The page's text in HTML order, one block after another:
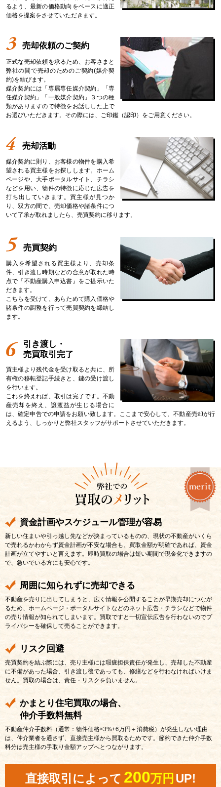
るよう、最新の価格動向をベースに適正
価格を提案をさせていただきます。
売却依頼のご契約
正式な売却依頼を承るため、お客さまと
弊社の間で売却のためのご契約(媒介契
約)を結びます。
媒介契約には「専属専任媒介契約」「専
任媒介契約」「一般媒介契約」３つの種
類がありますので特徴をお話しした上で
お選びいただきます。その際には、ご印鑑（認印）をご用意ください。
売却活動
媒介契約に則り、お客様の物件を購入希
望される買主様をお探しします。ホーム
ページや、大手ポータルサイト、チラシ
などを用い、物件の特徴に応じた広告を
打ち出していきます。買主様が見つか
り、双方の間で、売却価格や諸条件につ
いて了承が取れましたら、売買契約に移ります。
売買契約
購入を希望される買主様より、売却条
件、引き渡し時期などの合意が取れた時
点で『不動産購入申込書』をご提示いた
だきます。
こちらを受けて、あらためて購入価格や
諸条件の調整を行って売買契約を締結し
ます。
引き渡し・
売買取引完了
買主様より残代金を受け取ると共に、所
有権の移転登記手続きと、鍵の受け渡し
を行います。
これを終えれば、取引は完了です。不動
産売却を終え、譲渡益が生じる場合に
は、確定申告での申請をお願い致します。ここまで安心して、不動産売却が行
えるよう、しっかりと弊社スタッフがサポートさせていただきます。
資金計画やスケジュール管理が容易
新しい住まいや引っ越し先などが決まっているものの、現状の不動産がいくら
で売れるかわからず資金計画が不安な場合も、買取金額が明確であれば、資金
計画が立てやすいと言えます。即時買取の場合は短い期間で現金化できますの
で、急いでいる方にも安心です。
周囲に知られずに売却できる
不動産を売りに出してしまうと、広く情報を公開することが早期売却につなが
るため、ホームページ・ポータルサイトなどのネット広告・チラシなどで物件
の売り情報が知られてしまいます。買取ですと一切宣伝広告を行わないのでプ
ライバシーを確保して売ることができます。
リスク回避
売買契約を結ぶ際には、売り主様には瑕疵担保責任が発生し、売却した不動産
に不備があった場合、引き渡し後であっても、修繕などを行わなければいけま
せん。買取の場合は、責任・リスクを負いません。
かまとり住宅買取の場合、
仲介手数料無料
不動産仲介手数料（通常：物件価格×3%+6万円＋消費税）が発生しない理由
は、仲介業者を通さず、直接売主様から買取るためです。節約できた仲介手数
料分は売主様の手取り金額アップへとつながります。
直接取引によって 200万円 UP!